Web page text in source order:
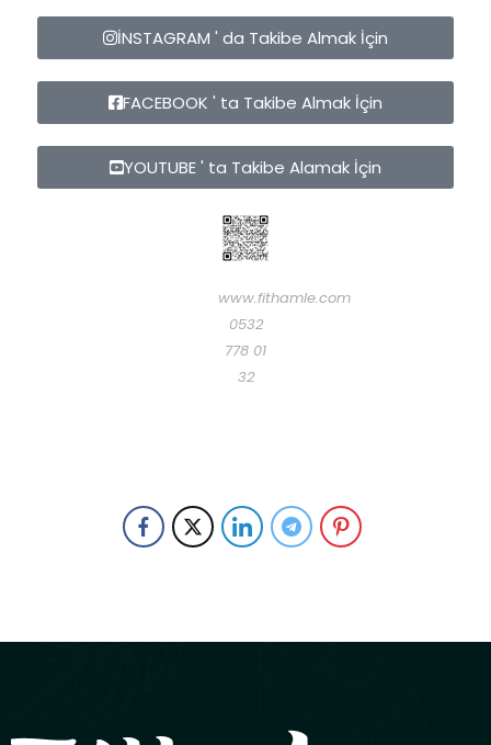
İNSTAGRAM ' da Takibe Almak İçin
FACEBOOK ' ta Takibe Almak İçin
YOUTUBE ' ta Takibe Alamak İçin
www.fithamle.com
0532
778 01
32